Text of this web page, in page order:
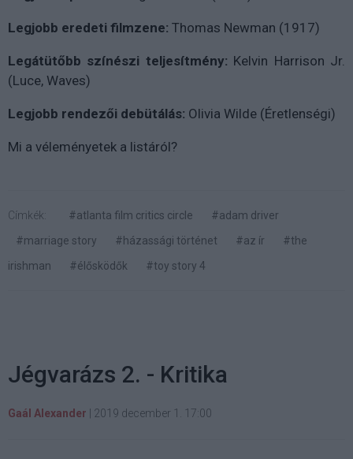
Legjobb eredeti filmzene: Thomas Newman (1917)
Legátütőbb színészi teljesítmény: Kelvin Harrison Jr.
(Luce, Waves)
Legjobb rendezői debütálás: Olivia Wilde (Éretlenségi)
Mi a véleményetek a listáról?
Címkék: #atlanta film critics circle
#adam driver
#marriage story
#házassági történet #az ír
#the
irishman
#élősködők #toy story 4
Jégvarázs 2. - Kritika
Gaál Alexander 2019 december 1. 17:00